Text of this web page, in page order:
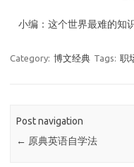
小编：这个世界最难的知
Category: 博文经典 Tags: 职
Post navigation
← 原典英语自学法